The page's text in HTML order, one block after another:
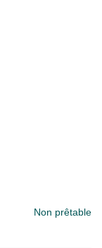
Non prêtable